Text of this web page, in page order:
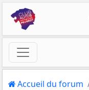
Accueil du forum